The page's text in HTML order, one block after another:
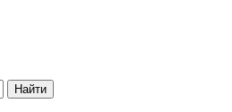
Найти